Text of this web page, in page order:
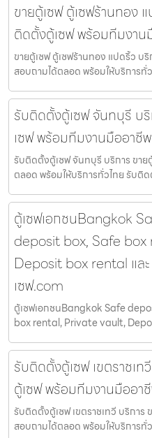
ขายตู้เซฟ ตู้เซฟร้านทอง
ติดตั้งตู้เซฟ พร้อมทีมงาน
ขายตู้เซฟ ตู้เซฟร้านทอง แปดริ้ว บ
สอบถามได้ตลอด พร้อมให้บริการทั่
รับติดตั้งตู้เซฟ จันทบุรี บ
เซฟ พร้อมทีมงานมืออาชี
รับติดตั้งตู้เซฟ จันทบุรี บริการ ขา
ตลอด พร้อมให้บริการทั่วไทย รับติ
ตู้เซฟเอกชนBangkok
deposit box, Safe
Deposit box rental แล
เซฟ.com
ตู้เซฟเอกชนBangkok Safe
box rental, Private vault,
รับติดตั้งตู้เซฟ เขตราชเ
ตู้เซฟ พร้อมทีมงานมืออา
รับติดตั้งตู้เซฟ เขตราชเทวี บริกา
สอบถามได้ตลอด พร้อมให้บริการทั่